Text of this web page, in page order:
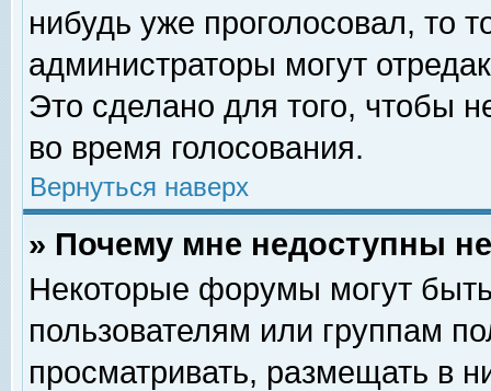
нибудь уже проголосовал, то
администраторы могут
Это сделано для того, чтобы
во время голосования.
Вернуться наверх
» Почему мне недоступны
Некоторые форумы могут
пользователям или группам
просматривать, размещать в